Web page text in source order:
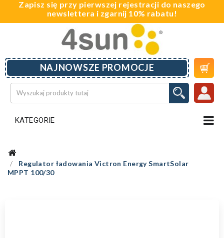
Zapisz się przy pierwszej rejestracji do naszego
newslettera i zgarnij 10% rabatu!
KATEGORIE
NAJNOWSZE PROMOCJE 
Regulator ładowania Victron Energy SmartSolar
MPPT 100/30